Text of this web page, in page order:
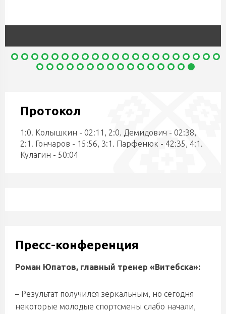
Протокол
1:0. Колышкин - 02:11, 2:0. Демидович - 02:38,
2:1. Гончаров - 15:56, 3:1. Парфенюк - 42:35, 4:1.
Кулагин - 50:04
Пресс-конференция
Роман Юпатов, главный тренер «Витебска»:
– Результат получился зеркальным, но сегодня
некоторые молодые спортсмены слабо начали,